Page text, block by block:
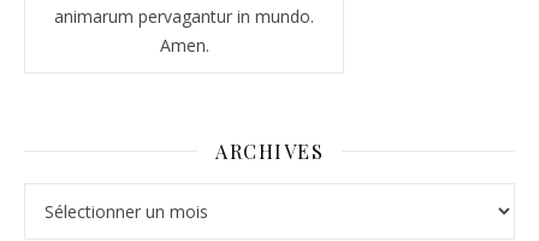
animarum pervagantur in mundo.
Amen.
ARCHIVES